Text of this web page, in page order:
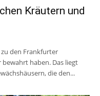
Kräutern und
den Frankfurter
haben. Das liegt
die den...